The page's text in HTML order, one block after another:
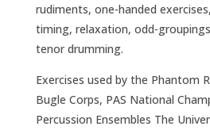
rudiments, one-handed
timing, relaxation, odd-
tenor drumming.
Exercises used by the Phantom
Bugle Corps, PAS National
Percussion Ensembles The